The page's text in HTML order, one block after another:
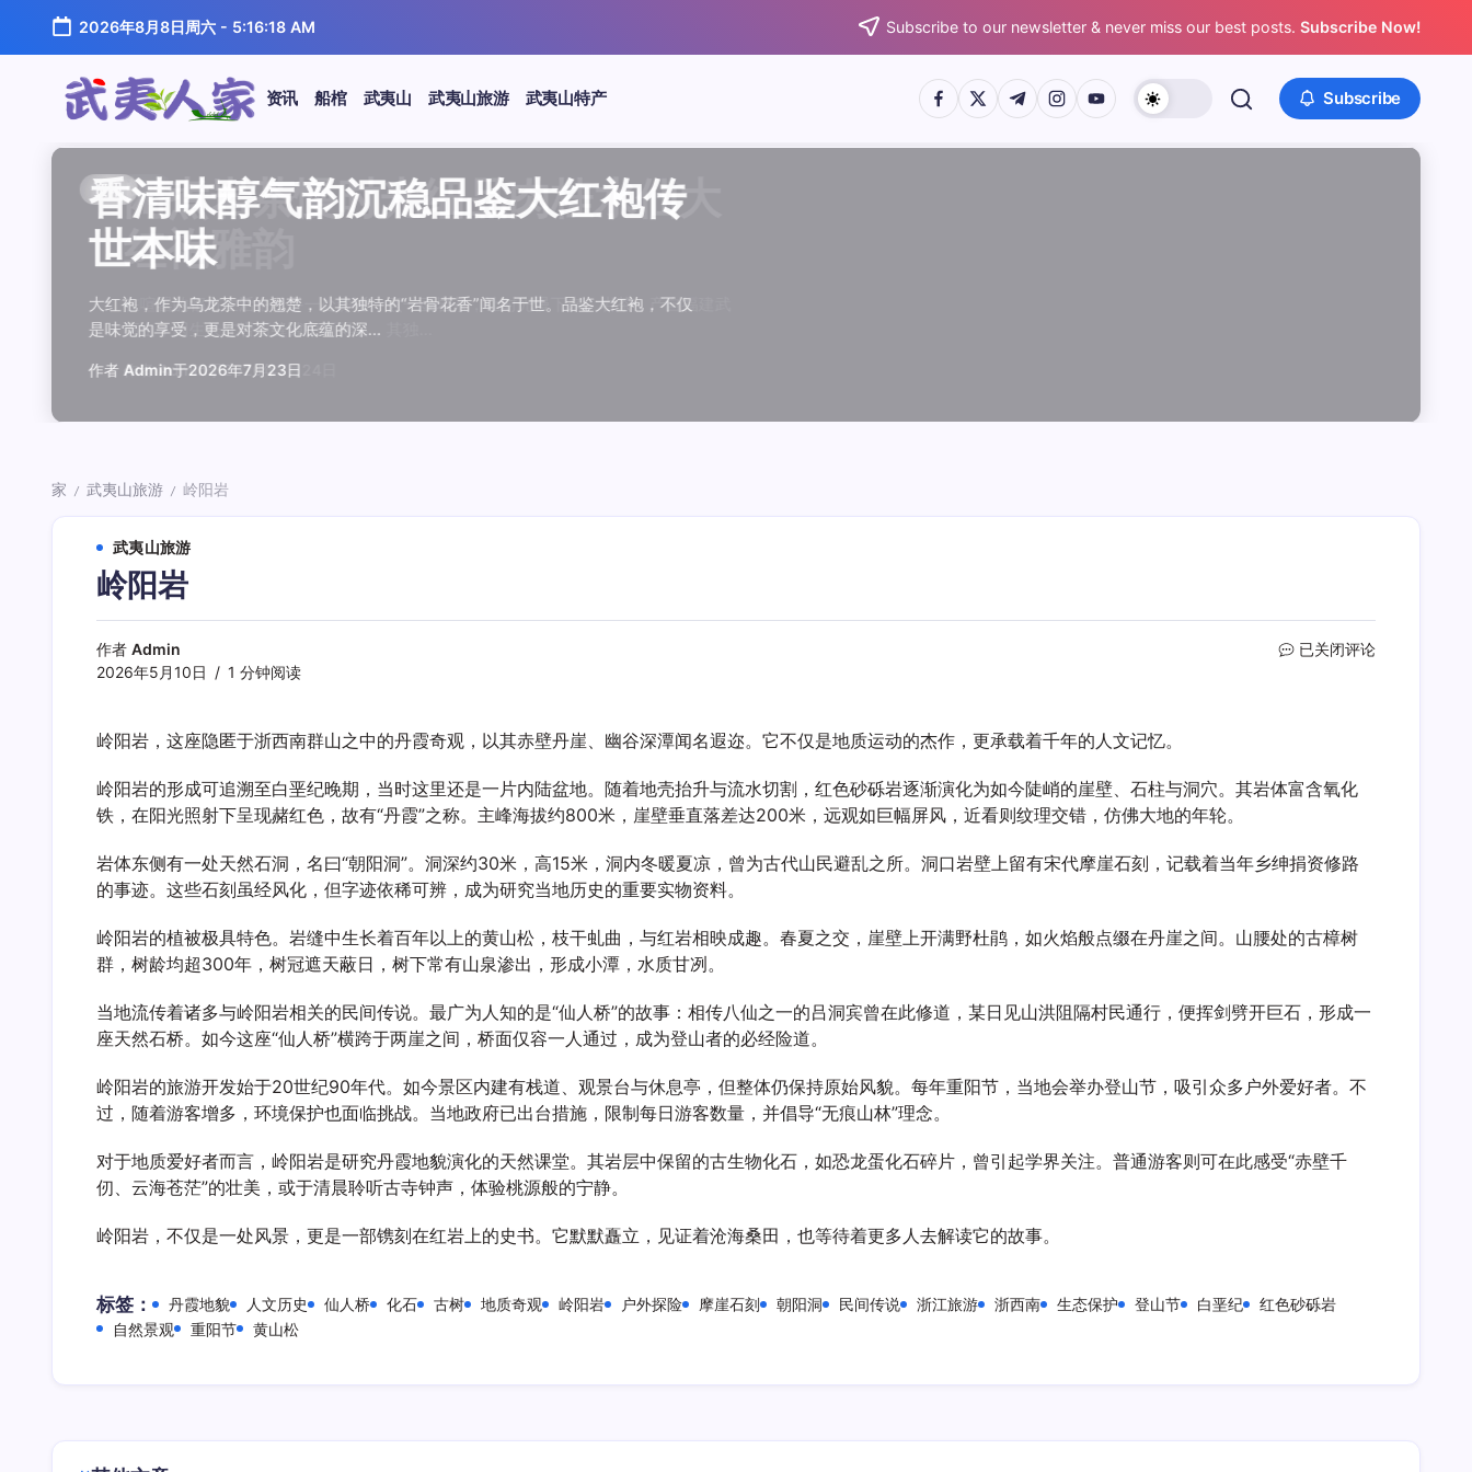
正
2026年8月8日周六- 5:16:18 AM Subscribe to our newsletter & never miss our best posts. Subscribe Now!
武
夷
资讯 船棺 武夷山 武夷山旅游 武夷山特产 https://www.facebook.com/
https://twitter.com/
https://t.me/
https://www.instagram.com/
https://youtube.com/ Subscribe
资讯
闲煮岩茶慢时光细品肉桂水仙大
红袍雅韵
在喧嚣的都市生活中，寻一处静谧，煮一壶岩茶，让时光慢下来。岩茶，产自福建武
夷山，因生长在岩石缝隙中而得名，其独…
作者 Admin于2026年7月24日
资讯
香清味醇气韵沉稳品鉴大红袍传
世本味
大红袍，作为乌龙茶中的翘楚，以其独特的“岩骨花香”闻名于世。品鉴大红袍，不仅
是味觉的享受，更是对茶文化底蕴的深…
作者 Admin于2026年7月23日
资讯
汤水顺滑底蕴绵长品鉴武夷水仙
温润质感
武夷水仙，作为乌龙茶中的经典品种，以其汤水顺滑、底蕴绵长而备受茶客青睐。品
鉴这款茶，仿佛在品味一段悠长的岁月，…
作者 Admin于2026年7月22日
资讯
唇齿留香久久不散品鉴武夷肉桂
独特魅力
武夷岩茶，素有“岩骨花香”之誉，而肉桂更是其中翘楚。其名源于香叶似肉桂，更因
其茶汤入口后，唇齿留香久久不散，令…
作者 Admin于2026年7月21日
资讯
岩韵浓淡各不同三款经典岩茶对
比品鉴
岩茶，作为乌龙茶中的瑰宝，以其独特的“岩韵”闻名于世。所谓岩韵，是茶叶在武夷
山丹霞地貌中吸收岩石矿物精华后形成…
作者 Admin于2026年7月20日
资讯
观汤色赏叶底全面品鉴肉桂水仙
大红袍
品鉴武夷岩茶，观汤色与赏叶底是关键环节。肉桂、水仙、大红袍作为岩茶代表，其
汤色与叶底各具特色，折射出工艺与山场…
作者 Admin于2026年7月19日
资讯
闲煮岩茶慢时光细品肉桂水仙大
红袍雅韵
在喧嚣的都市生活中，寻一处静谧，煮一壶岩茶，让时光慢下来。岩茶，产自福建武
夷山，因生长在岩石缝隙中而得名，其独…
作者 Admin于2026年7月24日
资讯
香清味醇气韵沉稳品鉴大红袍传
世本味
大红袍，作为乌龙茶中的翘楚，以其独特的“岩骨花香”闻名于世。品鉴大红袍，不仅
是味觉的享受，更是对茶文化底蕴的深…
作者 Admin于2026年7月23日
资讯
汤水顺滑底蕴绵长品鉴武夷水仙
温润质感
武夷水仙，作为乌龙茶中的经典品种，以其汤水顺滑、底蕴绵长而备受茶客青睐。品
鉴这款茶，仿佛在品味一段悠长的岁月，…
作者 Admin于2026年7月22日
资讯
唇齿留香久久不散品鉴武夷肉桂
独特魅力
武夷岩茶，素有“岩骨花香”之誉，而肉桂更是其中翘楚。其名源于香叶似肉桂，更因
其茶汤入口后，唇齿留香久久不散，令…
作者 Admin于2026年7月21日
资讯
岩韵浓淡各不同三款经典岩茶对
比品鉴
岩茶，作为乌龙茶中的瑰宝，以其独特的“岩韵”闻名于世。所谓岩韵，是茶叶在武夷
山丹霞地貌中吸收岩石矿物精华后形成…
作者 Admin于2026年7月20日
资讯
观汤色赏叶底全面品鉴肉桂水仙
大红袍
品鉴武夷岩茶，观汤色与赏叶底是关键环节。肉桂、水仙、大红袍作为岩茶代表，其
汤色与叶底各具特色，折射出工艺与山场…
作者 Admin于2026年7月19日
资讯
闲煮岩茶慢时光细品肉桂水仙大
红袍雅韵
在喧嚣的都市生活中，寻一处静谧，煮一壶岩茶，让时光慢下来。岩茶，产自福建武
夷山，因生长在岩石缝隙中而得名，其独…
作者 Admin于2026年7月24日
资讯
香清味醇气韵沉稳品鉴大红袍传
世本味
大红袍，作为乌龙茶中的翘楚，以其独特的“岩骨花香”闻名于世。品鉴大红袍，不仅
是味觉的享受，更是对茶文化底蕴的深…
作者 Admin于2026年7月23日
资讯
汤水顺滑底蕴绵长品鉴武夷水仙
温润质感
武夷水仙，作为乌龙茶中的经典品种，以其汤水顺滑、底蕴绵长而备受茶客青睐。品
鉴这款茶，仿佛在品味一段悠长的岁月，…
作者 Admin于2026年7月22日
资讯
唇齿留香久久不散品鉴武夷肉桂
独特魅力
武夷岩茶，素有“岩骨花香”之誉，而肉桂更是其中翘楚。其名源于香叶似肉桂，更因
其茶汤入口后，唇齿留香久久不散，令…
作者 Admin于2026年7月21日
资讯
岩韵浓淡各不同三款经典岩茶对
比品鉴
岩茶，作为乌龙茶中的瑰宝，以其独特的“岩韵”闻名于世。所谓岩韵，是茶叶在武夷
山丹霞地貌中吸收岩石矿物精华后形成…
作者 Admin于2026年7月20日
资讯
观汤色赏叶底全面品鉴肉桂水仙
大红袍
品鉴武夷岩茶，观汤色与赏叶底是关键环节。肉桂、水仙、大红袍作为岩茶代表，其
汤色与叶底各具特色，折射出工艺与山场…
作者 Admin于2026年7月19日
家 / 武夷山旅游 / 岭阳岩
武夷山旅游
岭阳岩
作者 Admin
2026年5月10日
1 分钟阅读
岭
已关闭评论
岭阳岩，这座隐匿于浙西南群山之中的丹霞奇观，以其赤壁丹崖、幽谷深潭闻名遐迩。它不仅是地质运动的杰作，更承载着千年的人文记忆。
岭阳岩的形成可追溯至白垩纪晚期，当时这里还是一片内陆盆地。随着地壳抬升与流水切割，红色砂砾岩逐渐演化为如今陡峭的崖壁、石柱与洞穴。其岩体富含氧化
铁，在阳光照射下呈现赭红色，故有“丹霞”之称。主峰海拔约800米，崖壁垂直落差达200米，远观如巨幅屏风，近看则纹理交错，仿佛大地的年轮。
岩体东侧有一处天然石洞，名曰“朝阳洞”。洞深约30米，高15米，洞内冬暖夏凉，曾为古代山民避乱之所。洞口岩壁上留有宋代摩崖石刻，记载着当年乡绅捐资修路
的事迹。这些石刻虽经风化，但字迹依稀可辨，成为研究当地历史的重要实物资料。
岭阳岩的植被极具特色。岩缝中生长着百年以上的黄山松，枝干虬曲，与红岩相映成趣。春夏之交，崖壁上开满野杜鹃，如火焰般点缀在丹崖之间。山腰处的古樟树
群，树龄均超300年，树冠遮天蔽日，树下常有山泉渗出，形成小潭，水质甘冽。
当地流传着诸多与岭阳岩相关的民间传说。最广为人知的是“仙人桥”的故事：相传八仙之一的吕洞宾曾在此修道，某日见山洪阻隔村民通行，便挥剑劈开巨石，形成一
座天然石桥。如今这座“仙人桥”横跨于两崖之间，桥面仅容一人通过，成为登山者的必经险道。
岭阳岩的旅游开发始于20世纪90年代。如今景区内建有栈道、观景台与休息亭，但整体仍保持原始风貌。每年重阳节，当地会举办登山节，吸引众多户外爱好者。不
过，随着游客增多，环境保护也面临挑战。当地政府已出台措施，限制每日游客数量，并倡导“无痕山林”理念。
对于地质爱好者而言，岭阳岩是研究丹霞地貌演化的天然课堂。其岩层中保留的古生物化石，如恐龙蛋化石碎片，曾引起学界关注。普通游客则可在此感受“赤壁千
仞、云海苍茫”的壮美，或于清晨聆听古寺钟声，体验桃源般的宁静。
岭阳岩，不仅是一处风景，更是一部镌刻在红岩上的史书。它默默矗立，见证着沧海桑田，也等待着更多人去解读它的故事。
标签： 丹霞地貌 人文历史 仙人桥 化石 古树 地质奇观 岭阳岩 户外探险 摩崖石刻 朝阳洞 民间传说 浙江旅游 浙西南 生态保护 登山节 白垩纪
红色砂砾岩
自然景观
重阳节 黄山松